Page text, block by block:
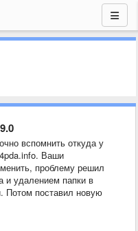
вспомнить откуда у
Ваши
проблему решил
и удалением папки в
Потом поставил новую